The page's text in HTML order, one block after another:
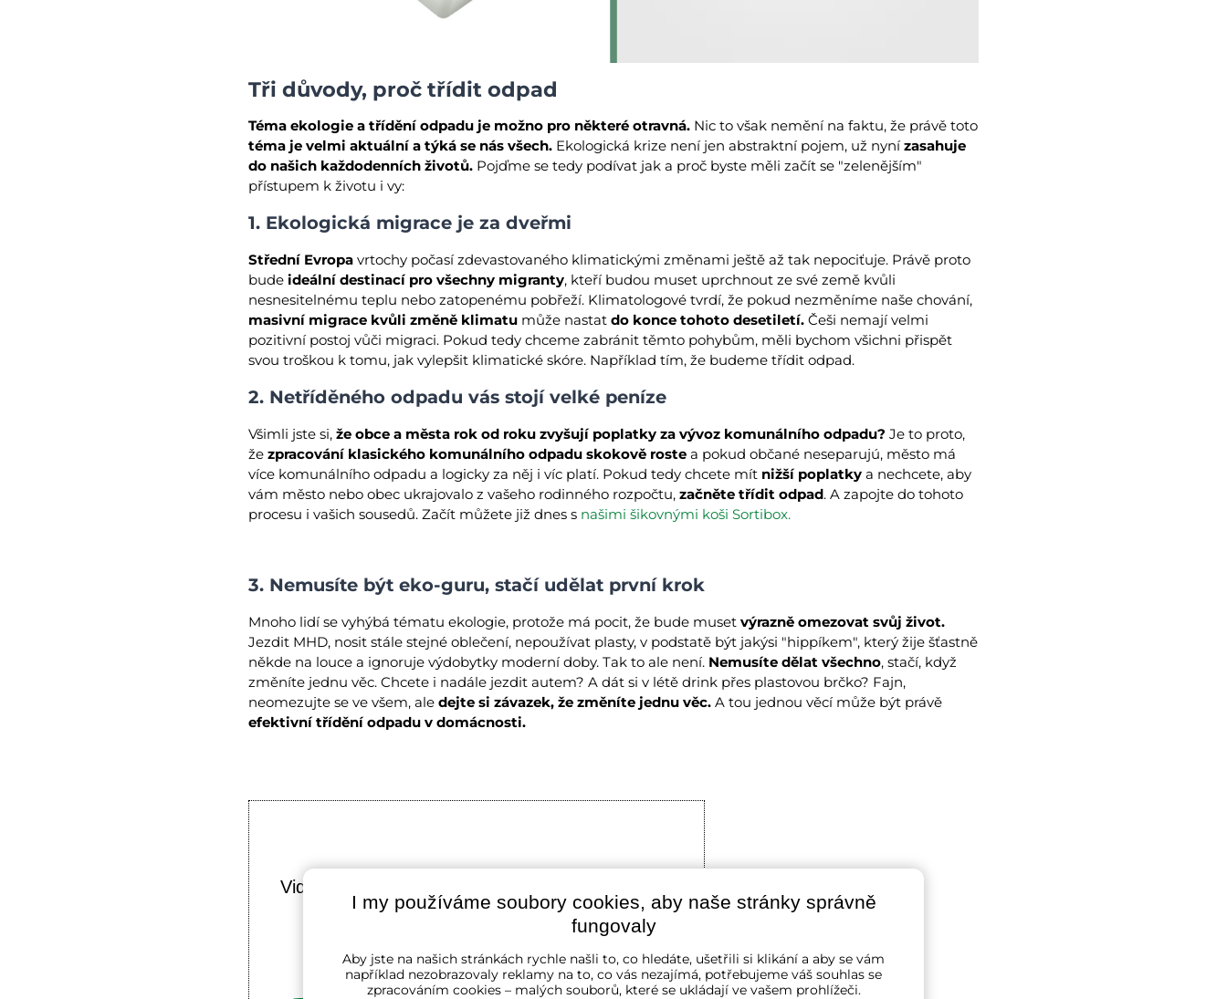
Tři důvody, proč třídit odpad
Téma ekologie a třídění odpadu je možno pro některé otravná. Nic to však nemění na faktu, že právě toto
téma je velmi aktuální a týká se nás všech. Ekologická krize není jen abstraktní pojem, už nynízasahuje
do našich každodenních životů. Pojďme se tedy podívat jak a proč byste měli začít se "zelenějším"
přístupem k životu i vy:
1. Ekologická migrace je za dveřmi
Střední Evropa vrtochy počasí zdevastovaného klimatickými změnami ještě až tak nepociťuje. Právě proto
bude ideální destinací pro všechny migranty, kteří budou muset uprchnout ze své země kvůli
nesnesitelnému teplu nebo zatopenému pobřeží. Klimatologové tvrdí, že pokud nezměníme naše chování,
masivní migrace kvůli změně klimatu může nastat do konce tohoto desetiletí. Češi nemají velmi
pozitivní postoj vůči migraci. Pokud tedy chceme zabránit těmto pohybům, měli bychom všichni přispět
svou troškou k tomu, jak vylepšit klimatické skóre. Například tím, že budeme třídit odpad.
2. Netříděného odpadu vás stojí velké peníze
Všimli jste si, že obce a města rok od roku zvyšují poplatky za vývoz komunálního odpadu? Je to proto,
že zpracování klasického komunálního odpadu skokově roste a pokud občané neseparujú, město má
více komunálního odpadu a logicky za něj i víc platí. Pokud tedy chcete mít nižší poplatky a nechcete, aby
vám město nebo obec ukrajovalo z vašeho rodinného rozpočtu, začněte třídit odpad. A zapojte do tohoto
procesu i vašich sousedů. Začít můžete již dnes s našimi šikovnými koši Sortibox.
3. Nemusíte být eko-guru, stačí udělat první krok
Mnoho lidí se vyhýbá tématu ekologie, protože má pocit, že bude muset výrazně omezovat svůj život.
Jezdit MHD, nosit stále stejné oblečení, nepoužívat plasty, v podstatě být jakýsi "hippíkem", který žije šťastně
někde na louce a ignoruje výdobytky moderní doby. Tak to ale není. Nemusíte dělat všechno, stačí, když
změníte jednu věc. Chcete i nadále jezdit autem? A dát si v létě drink přes plastovou brčko? Fajn,
neomezujte se ve všem, ale dejte si závazek, že změníte jednu věc. A tou jednou věcí může být právě
efektivní třídění odpadu v domácnosti.
Videa Youtube jsou blokovány Volbami soukromí
Přejete si načíst Youtube video?
Povolit jednou
I my používáme soubory cookies, aby naše stránky správně
fungovaly
Aby jste na našich stránkách rychle našli to, co hledáte, ušetřili si klikání a aby se vám
například nezobrazovaly reklamy na to, co vás nezajímá, potřebujeme váš souhlas se
zpracováním cookies – malých souborů, které se ukládají ve vašem prohlížeči.